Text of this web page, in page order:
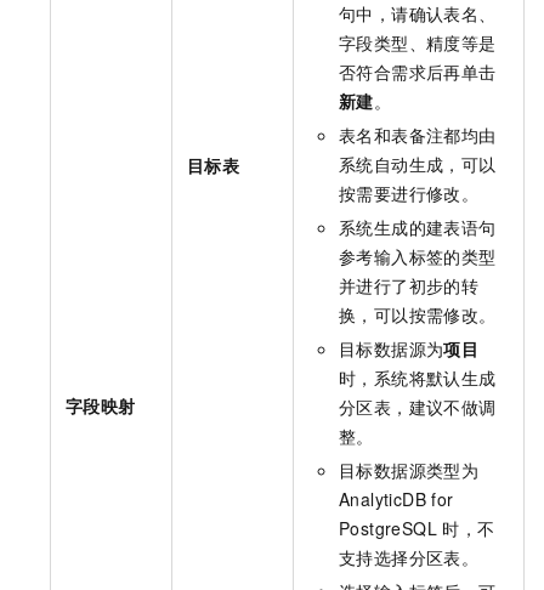
字段映射
目标表
句中，请确认表名、
字段类型、精度等是
否符合需求后再单击
新建。
表名和表备注都均由
系统自动生成，可以
按需要进行修改。
系统生成的建表语句
参考输入标签的类型
并进行了初步的转
换，可以按需修改。
目标数据源为项目
时，系统将默认生成
分区表，建议不做调
整。
目标数据源类型为
AnalyticDB for
PostgreSQL 时，不
支持选择分区表。